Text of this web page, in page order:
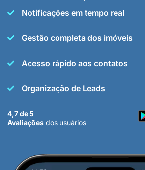
Notificações em tempo real
Gestão completa dos imóveis
Acesso rápido aos contatos
Organização de Leads
4,7 de 5
Avaliações dos usuários